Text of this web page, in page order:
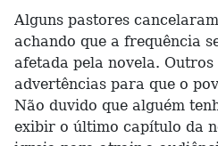
Alguns pastores
achando que a frequência
afetada pela novela.
advertências para que o
Não duvido que alguém
exibir o último capítulo da